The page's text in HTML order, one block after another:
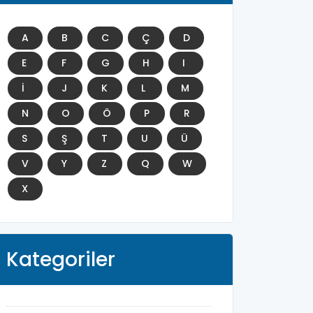
A B C Ç
D
E
F G H
I
İ
J K L
M
N
O Ö P
R
S
Ş T U
Ü
V
Y Z Q
W
X
Kategoriler